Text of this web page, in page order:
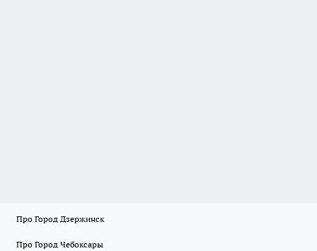
Про Город Дзержинск
Про Город Чебоксары